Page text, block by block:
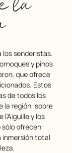
la
y pinos
que ofrece
Estos
de todos los
la región, sobre
y los
sólo ofrecen
inmersión total